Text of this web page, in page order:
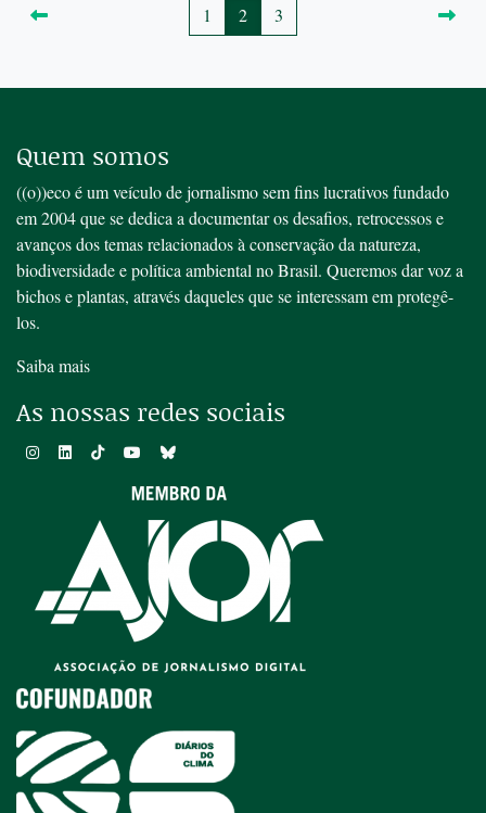
1 2 3
Quem somos
((o))eco é um veículo de jornalismo sem fins lucrativos fundado
em 2004 que se dedica a documentar os desafios, retrocessos e
avanços dos temas relacionados à conservação da natureza,
biodiversidade e política ambiental no Brasil. Queremos dar voz a
bichos e plantas, através daqueles que se interessam em protegê-
los.
Saiba mais
As nossas redes sociais